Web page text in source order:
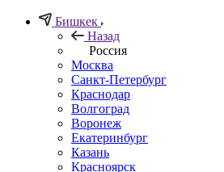
Бишкек
Назад
Россия
Москва
Санкт-Петербург
Краснодар
Волгоград
Воронеж
Екатеринбург
Казань
Красноярск